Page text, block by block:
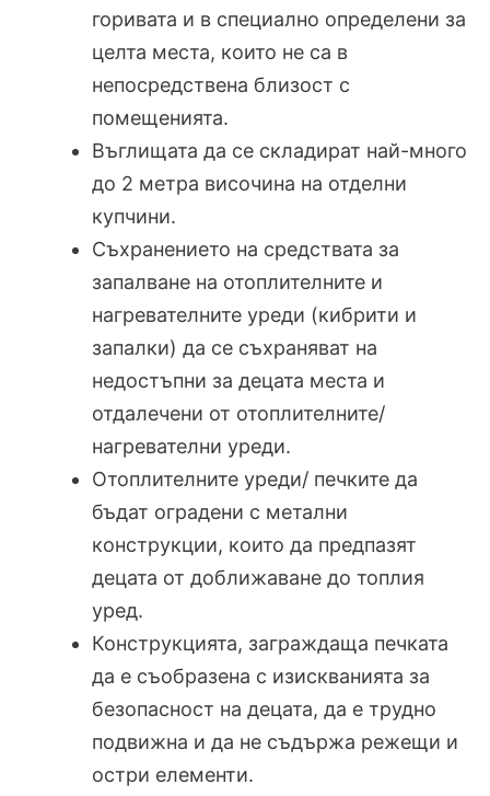
горивата и в специално определени за
целта места, които не са в
непосредствена близост с
помещенията.
Въглищата да се складират най-много
до 2 метра височина на отделни
купчини.
Съхранението на средствата за
запалване на отоплителните и
нагревателните уреди (кибрити и
запалки) да се съхраняват на
недостъпни за децата места и
отдалечени от отоплителните/
нагревателни уреди.
Отоплителните уреди/ печките да
бъдат оградени с метални
конструкции, които да предпазят
децата от доближаване до топлия
уред.
Конструкцията, заграждаща печката
да е съобразена с изискванията за
безопасност на децата, да е трудно
подвижна и да не съдържа режещи и
остри елементи.